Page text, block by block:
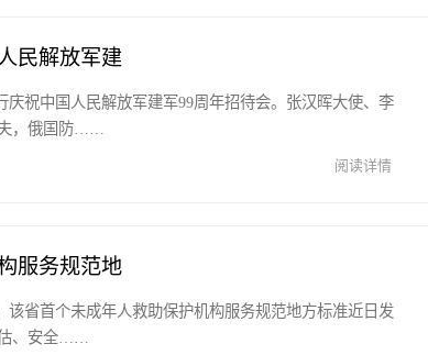
民解放军建
祝中国人民解放军建军99周年招待会。张汉晖大使、李
，俄国防……
阅读详情
服务规范地
省首个未成年人救助保护机构服务规范地方标准近日发
、安全……